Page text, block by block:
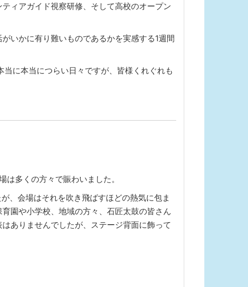
ィアガイド視察研修、そして高校のオープン
いかに有り難いものであるかを実感する1週間
に本当につらい日々ですが、皆様くれぐれも
多くの方々で賑わいました。
、会場はそれを吹き飛ばすほどの熱気に包ま
園や小学校、地域の方々、石匠太鼓の皆さん
ありませんでしたが、ステージ背面に飾って